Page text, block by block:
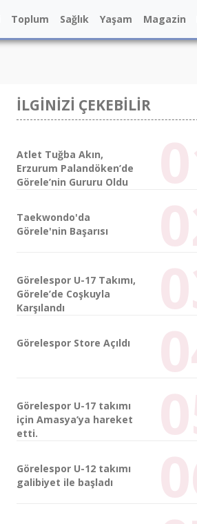
Toplum Sağlık Yaşam Magazin
İLGİNİZİ ÇEKEBİLİR
Atlet Tuğba Akın,
Erzurum Palandöken’de
Görele’nin Gururu Oldu
Taekwondo'da
Görele'nin Başarısı
Görelespor U-17 Takımı,
Görele’de Coşkuyla
Karşılandı
Görelespor Store Açıldı
Görelespor U-17 takımı
için Amasya’ya hareket
etti.
Görelespor U-12 takımı
galibiyet ile başladı